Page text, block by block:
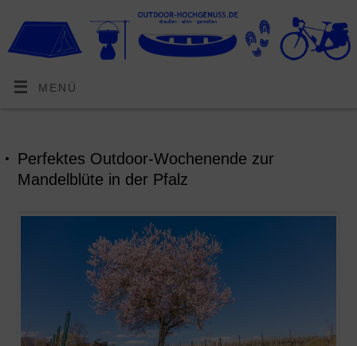
MENÜ
Perfektes Outdoor-Wochenende zur
Mandelblüte in der Pfalz